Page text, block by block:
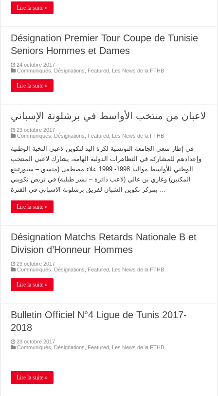
Lire la suite »
Désignation Premier Tour Coupe de Tunisie
Seniors Hommes et Dames
24 octobre 2017
Communiqués
Désignations Featured Les News de la FTHB
Lire la suite »
لاعبان من منتخب الأواسط في برشلونة الإسباني
23 octobre 2017
Communiqués
Désignations Featured Les News de la FTHB
في إطار سعي الجامعة التونسية لكرة اليد لتكوين لاعبي النخبة الوطنية
وإعدادهم للمشاركة في التظاهرات الدولية الهامة، يشارك لاعبي المنتخب
الوطني للأواسط مواليد 1998- 1999 علاء مصطفى (منسق – سبورتينغ
المكنين) وغازي بن غالي (لاعب دائرة – نسر طبلبة) في تربص تكويني
Lire la suite »
Désignation Matchs Retards Nationale B et
Division d’Honneur Hommes
23 octobre 2017
Communiqués
Désignations Featured Les News de la FTHB
Lire la suite »
Bulletin Officiel N°4 Ligue de Tunis 2017-
2018
23 octobre 2017
Communiqués
Désignations Featured Les News de la FTHB
Lire la suite »